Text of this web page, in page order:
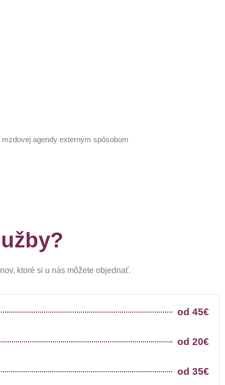
agendy externým spôsobom
ktoré si u nás môžete objednať.
od 45€
od 20€
od 35€